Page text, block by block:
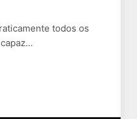
todos os